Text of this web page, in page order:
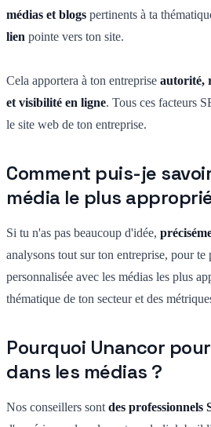
médias et blogs pertinents à ta
lien pointe vers ton site.
Cela apportera à ton entreprise autorité,
et visibilité en ligne. Tous ces facteurs
le site web de ton entreprise.
Comment puis-je
média le plus
Si tu n'as pas beaucoup d'idée,
analysons tout sur ton entreprise, pour
personnalisée avec les médias les plus
thématique de ton secteur et des
Pourquoi Unancor
dans les médias ?
Nos conseillers sont des professionnels